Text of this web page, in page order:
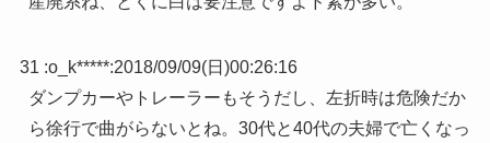
31 :o_k*****:2018/09/09(日)00:26:16
ダンプカーやトレーラーもそうだし、左折時は危険だか
ら徐行で曲がらないとね。30代と40代の夫婦で亡くなっ